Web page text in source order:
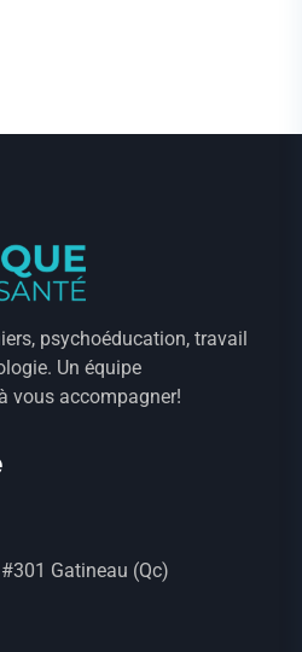
psychoéducation, travail
Un équipe
vous accompagner!
Gatineau (Qc)